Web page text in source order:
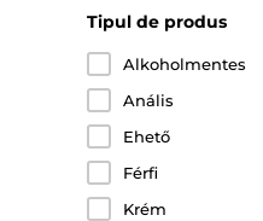
Tipul de produs
Alkoholmentes
Anális
Ehető
Férfi
Krém